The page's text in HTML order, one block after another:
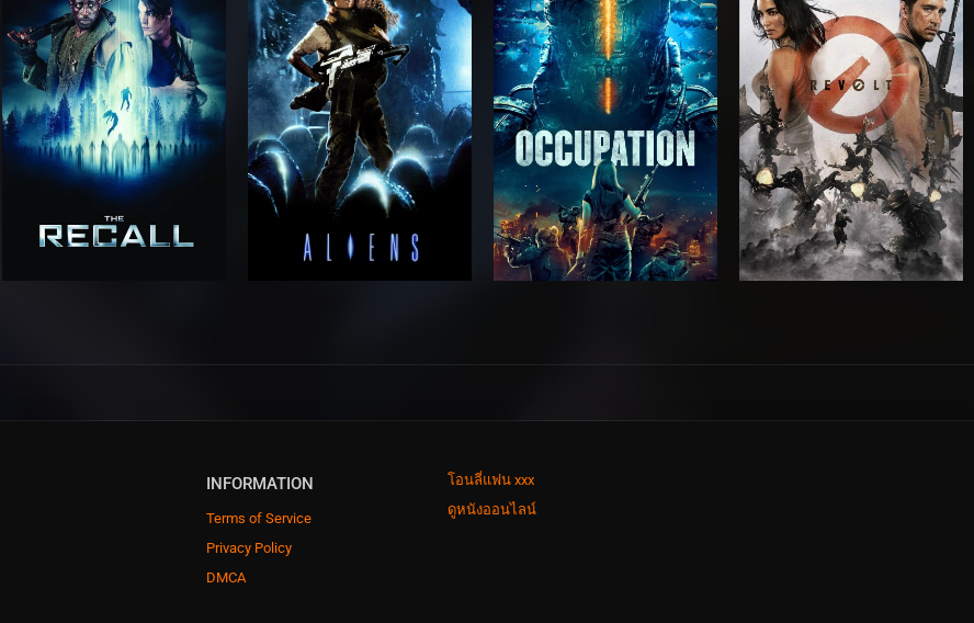
INFORMATION
Terms of Service
Privacy Policy
DMCA
โอนลี่แฟน xxx
ดูหนังออนไลน์